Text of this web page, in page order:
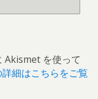
Akismet を使って
細はこちらをご覧